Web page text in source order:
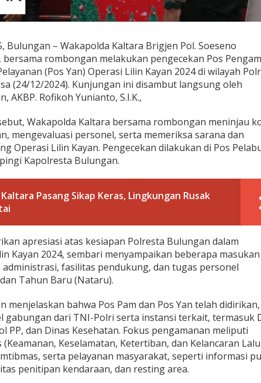
Bulungan – Wakapolda Kaltara Brigjen Pol. Soeseno
bersama rombongan melakukan pengecekan Pos
(Pos Yan) Operasi Lilin Kayan 2024 di wilayah
(24/12/2024). Kunjungan ini disambut langsung oleh
AKBP. Rofikoh Yunianto, S.I.K.,
Wakapolda Kaltara bersama rombongan meninjau
mengevaluasi personel, serta memeriksa sarana dan
Operasi Lilin Kayan. Pengecekan dilakukan di Pos
Kapolresta Bulungan.
Pasang Sikap Keras, Lingkungan Rusak
apresiasi atas kesiapan Polresta Bulungan dalam
Kayan 2024, sembari menyampaikan beberapa masukan
fasilitas pendukung, dan tugas personel
Tahun Baru (Nataru).
menjelaskan bahwa Pos Pam dan Pos Yan telah didirikan,
gabungan dari TNI-Polri serta instansi terkait, termasuk
PP, dan Dinas Kesehatan. Fokus pengamanan meliputi
Keselamatan, Ketertiban, dan Kelancaran Lalu
serta pelayanan masyarakat, seperti informasi
penitipan kendaraan, dan resting area.